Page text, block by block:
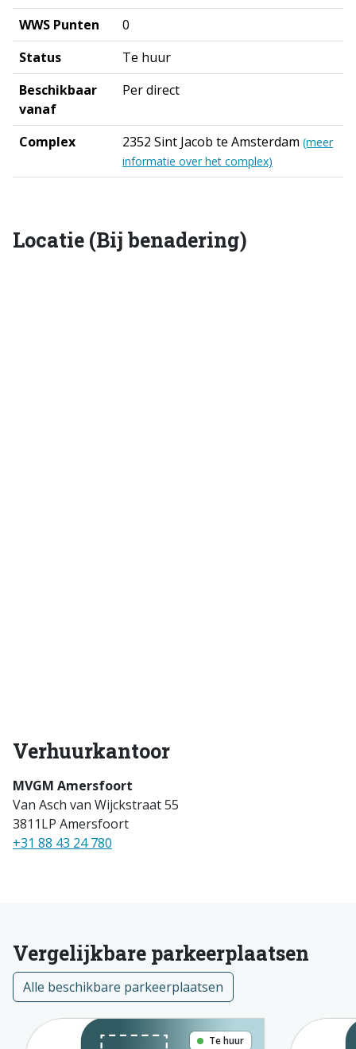
WWS Punten
0
Status
Te huur
Beschikbaar
vanaf
Per direct
Complex 2352 Sint Jacob te Amsterdam (meer
informatie over het complex)
Locatie (Bij benadering)
Verhuurkantoor
MVGM Amersfoort
Van Asch van Wijckstraat 55
3811LP Amersfoort
+31 88 43 24 780
Vergelijkbare parkeerplaatsen
Alle beschikbare parkeerplaatsen
Te huur